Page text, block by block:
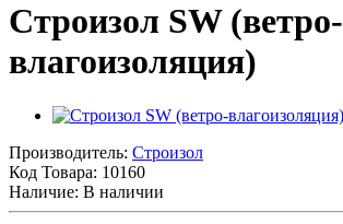
Строизол SW (ветро-
влагоизоляция)
Производитель: Строизол
Код Товара: 10160
Наличие: В наличии